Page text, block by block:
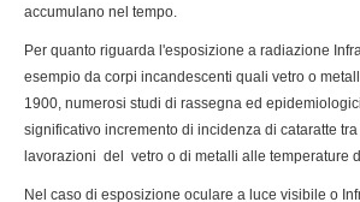
accumulano nel tempo.
Per quanto riguarda l'esposizione a radiazione
esempio da corpi incandescenti quali vetro o
1900, numerosi studi di rassegna ed
significativo incremento di incidenza di cataratte
lavorazioni del vetro o di metalli alle temperature
Nel caso di esposizione oculare a luce visibile o